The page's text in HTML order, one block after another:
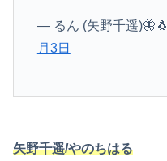
— るん (矢野千遥
月3日
矢野千遥/やのちはる